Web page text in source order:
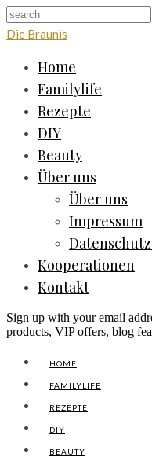
Die Braunis
Home
Familylife
Rezepte
DIY
Beauty
Über uns
Über uns
Impressum
Kooperationen
Kontakt
Sign up with your email
products, VIP offers, blog
HOME
FAMILYLIFE
REZEPTE
DIY
BEAUTY